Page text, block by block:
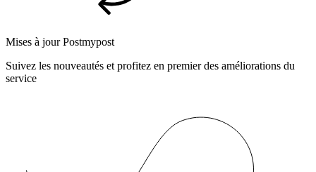
Mises à jour Postmypost
Suivez les nouveautés et profitez en premier des améliorations du
service